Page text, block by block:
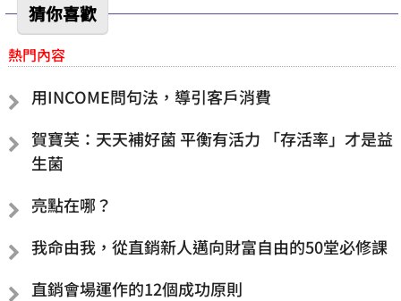
猜你喜歡
熱門內容
用INCOME問句法，導引客戶消費
賀寶芙：天天補好菌 平衡有活力 「存活率」才是益
生菌
亮點在哪？
我命由我，從直銷新人邁向財富自由的50堂必修課
直銷會場運作的12個成功原則